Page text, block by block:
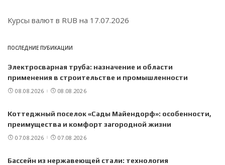
Курсы валют в RUB на 17.07.2026
ПОСЛЕДНИЕ ПУБИКАЦИИ
Электросварная труба: назначение и области
применения в строительстве и промышленности
08.08.2026 08.08.2026
Коттеджный поселок «Сады Майендорф»: особенности,
преимущества и комфорт загородной жизни
07.08.2026 07.08.2026
Бассейн из нержавеющей стали: технология